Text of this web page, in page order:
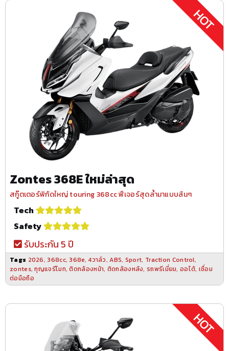
Zontes 368E ใหม่ล่าสุด
สกู๊ตเตอร์พิกัดใหญ่ touring 368cc ฟีเจอร์สุดล้ำมาแบบล้นๆ
Tech
Safety
รับประกัน 5 ปี
Tags 2026, 368cc, 368e,4วาล์ว,ABS, Sport, Traction Control,
zontes,กุญแจรีโมท,ติดกล้องหน้า, ติดกล้องหลัง,รถพรีเมี่ยม,ออโต้, เชื่อม
ต่อมือถือ